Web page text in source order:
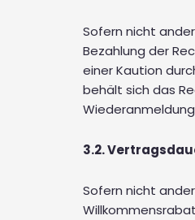
Sofern nicht
Bezahlung der
einer Kaution
behält sich das
3.2.
Sofern nicht